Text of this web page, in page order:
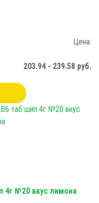
Цена:
203.94 - 239.58 руб.
4г №20 вкус лимона